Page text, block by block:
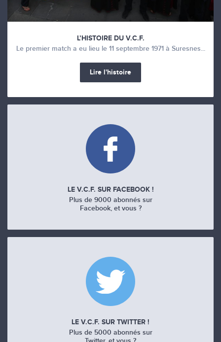
L’HISTOIRE DU V.C.F.
Le premier match a eu lieu le 11 septembre 1971 à Suresnes...
Lire l'histoire
LE V.C.F. SUR FACEBOOK !
Plus de 9000 abonnés sur
Facebook, et vous ?
LE V.C.F. SUR TWITTER !
Plus de 5000 abonnés sur